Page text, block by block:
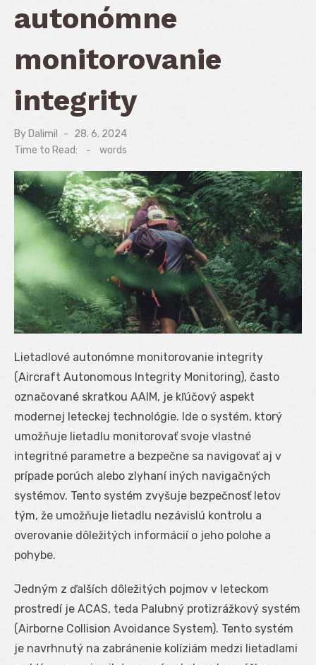
autonómne
monitorovanie
integrity
By Dalimil
Posted
on
28. 6. 2024
Time to Read:
- words
Lietadlové autonómne monitorovanie integrity
(Aircraft Autonomous Integrity Monitoring), často
označované skratkou AAIM, je kľúčový aspekt
modernej leteckej technológie. Ide o systém, ktorý
umožňuje lietadlu monitorovať svoje vlastné
integritné parametre a bezpečne sa navigovať aj v
prípade porúch alebo zlyhaní iných navigačných
systémov. Tento systém zvyšuje bezpečnosť letov
tým, že umožňuje lietadlu nezávislú kontrolu a
overovanie dôležitých informácií o jeho polohe a
pohybe.
Jedným z ďalších dôležitých pojmov v leteckom
prostredí je ACAS, teda Palubný protizrážkový systém
(Airborne Collision Avoidance System). Tento systém
je navrhnutý na zabránenie kolíziám medzi lietadlami